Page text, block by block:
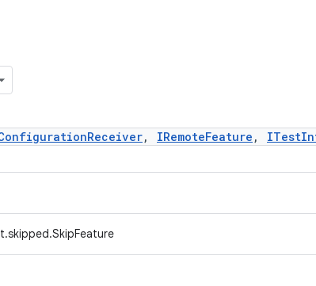
, IRemoteFeature ,